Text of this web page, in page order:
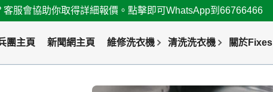
客服會協助你取得詳細報價。點擊即可WhatsApp到66766466
團主頁 新聞網主頁 維修洗衣機 清洗洗衣機 關於Fixes